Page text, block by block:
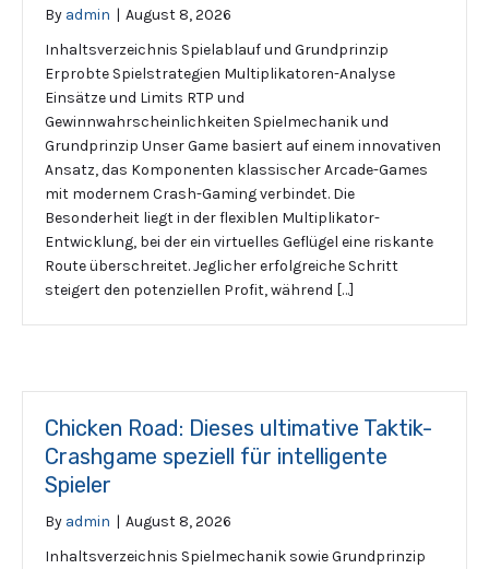
By admin | August 8, 2026
Inhaltsverzeichnis Spielablauf und Grundprinzip
Erprobte Spielstrategien Multiplikatoren-Analyse
Einsätze und Limits RTP und
Gewinnwahrscheinlichkeiten Spielmechanik und
Grundprinzip Unser Game basiert auf einem innovativen
Ansatz, das Komponenten klassischer Arcade-Games
mit modernem Crash-Gaming verbindet. Die
Besonderheit liegt in der flexiblen Multiplikator-
Entwicklung, bei der ein virtuelles Geflügel eine riskante
Route überschreitet. Jeglicher erfolgreiche Schritt
steigert den potenziellen Profit, während […]
Chicken Road: Dieses ultimative Taktik-
Crashgame speziell für intelligente
Spieler
By admin | August 8, 2026
Inhaltsverzeichnis Spielmechanik sowie Grundprinzip